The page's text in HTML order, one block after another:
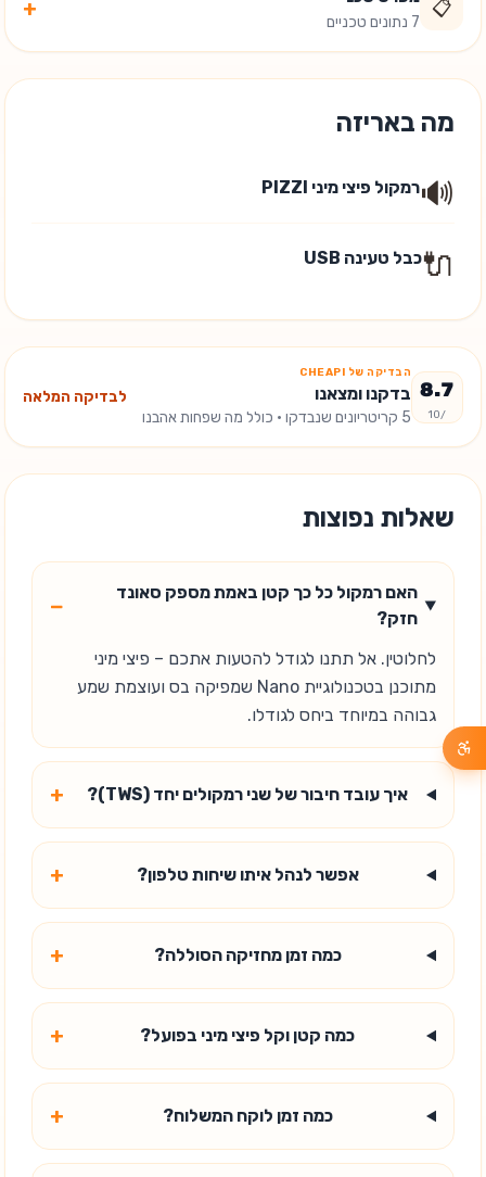
📋
7 נתונים טכניים
+
מה באריזה
🔊רמקול פיצי מיני PIZZI
🔌כבל טעינה USB
8.7
/10
הבדיקה של CHEAPI
בדקנו ומצאנו
5 קריטריונים שנבדקו · כולל מה שפחות אהבנו
לבדיקה המלאה
שאלות נפוצות
האם רמקול כל כך קטן באמת מספק סאונד
חזק?
−
לחלוטין. אל תתנו לגודל להטעות אתכם – פיצי מיני
מתוכנן בטכנולוגיית Nano שמפיקה בס ועוצמת שמע
גבוהה במיוחד ביחס לגודלו.
איך עובד חיבור של שני רמקולים יחד (TWS)? +
אפשר לנהל איתו שיחות טלפון? +
כמה זמן מחזיקה הסוללה? +
כמה קטן וקל פיצי מיני בפועל? +
כמה זמן לוקח המשלוח? +